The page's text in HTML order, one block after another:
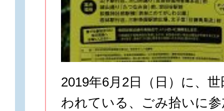
2019年6月2日（日）に、
われている、ごみ拾いに